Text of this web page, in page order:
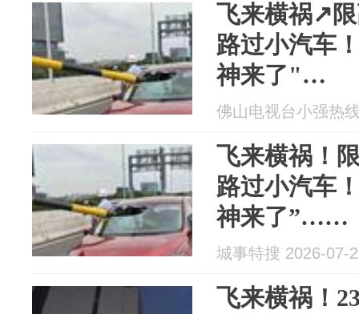
飞来横祸↗
路过小汽车
神来了"…
佛山电视台小强热
飞来横祸！
路过小汽车
神来了”……
城事特搜 2026-07-
飞来横祸！